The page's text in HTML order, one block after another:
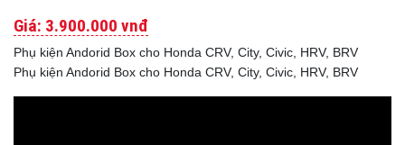
Giá: 3.900.000 vnđ
Phụ kiện Andorid Box cho Honda CRV, City, Civic, HRV, BRV
Phụ kiện Andorid Box cho Honda CRV, City, Civic, HRV, BRV